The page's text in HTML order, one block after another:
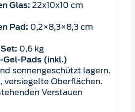
Glas: 22x10x10 cm
Pad: 0,2×8,3×8,3 cm
0,6 kg
Gel-Pads (inkl.)
sonnengeschützt lagern.
versiegelte Oberflächen.
Verstauen